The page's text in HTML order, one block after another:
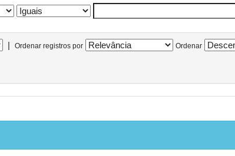
| Ordenar registros por Ordenar